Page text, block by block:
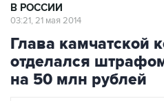
В РОССИИ
03:21, 21 мая 2014
Глава камчатской
отделался
на 50 млн рублей